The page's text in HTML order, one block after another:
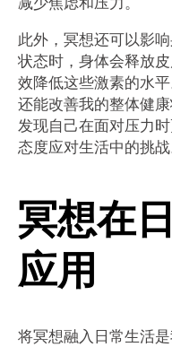
此外，冥想还可以影
状态时，身体会释放
效降低这些激素的水
还能改善我的整体健
发现自己在面对压力
态度应对生活中的挑战
冥想在
应用
将冥想融入日常生活